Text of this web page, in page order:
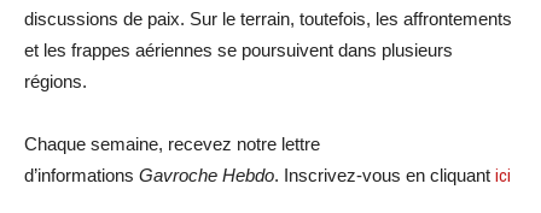
discussions de paix. Sur le terrain, toutefois, les affrontements
et les frappes aériennes se poursuivent dans plusieurs
régions.
Chaque semaine, recevez notre lettre
d’informations Gavroche Hebdo. Inscrivez-vous en cliquant ici